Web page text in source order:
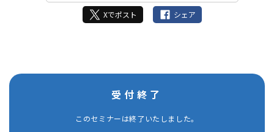
Xでポスト シェア
受付終了
このセミナーは終了いたしました。